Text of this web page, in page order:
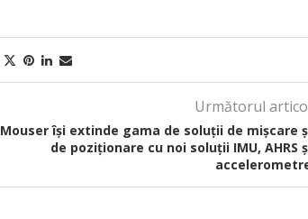
Următorul
Mouser își extinde gama de soluții de mișcare
de poziționare cu noi soluții IMU, AHRS